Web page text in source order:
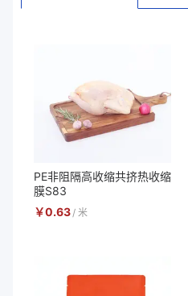
PE非阻隔高收缩共挤热收缩
膜S83
￥0.63 / 米